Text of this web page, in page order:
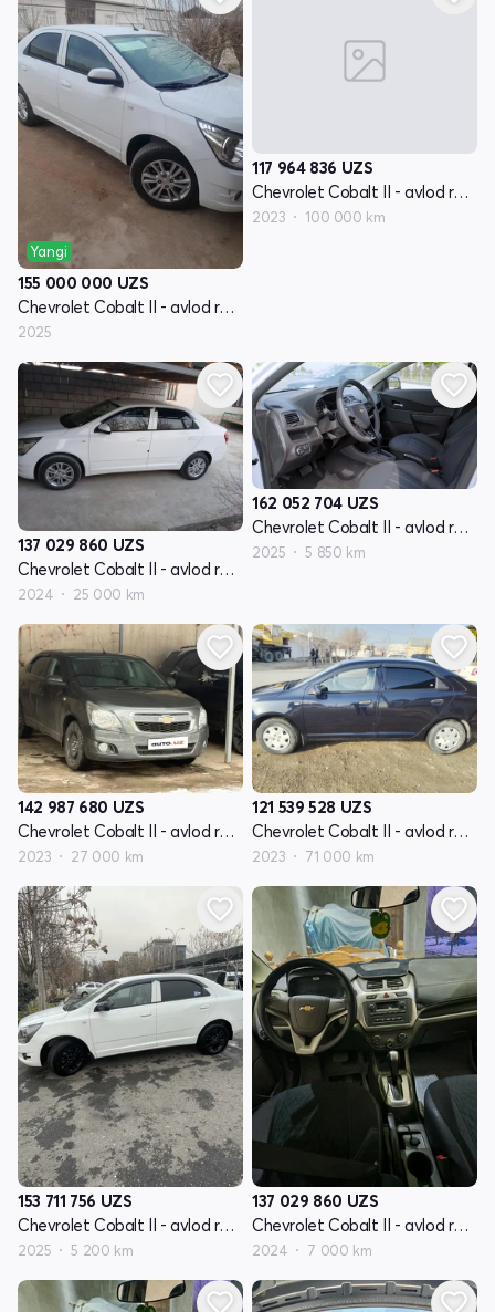
Yangi
155 000 000 UZS
Chevrolet Cobalt II - avlod restyling
2025
117 964 836 UZS
Chevrolet Cobalt II - avlod restyling
2023 100 000 km
137 029 860 UZS
Chevrolet Cobalt II - avlod restyling
2024 25 000 km
162 052 704 UZS
Chevrolet Cobalt II - avlod restyling
2025 5 850 km
142 987 680 UZS
Chevrolet Cobalt II - avlod restyling
2023 27 000 km
121 539 528 UZS
Chevrolet Cobalt II - avlod restyling
2023 71 000 km
153 711 756 UZS
Chevrolet Cobalt II - avlod restyling
2025 5 200 km
137 029 860 UZS
Chevrolet Cobalt II - avlod restyling
2024 7 000 km